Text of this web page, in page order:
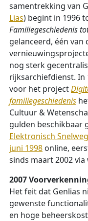
samentrekking van
Lias) begint in 1996
Familiegeschiedenis
gelanceerd, één van
nog sterk
rijksarchiefdienst. In
voor het project
familiegeschiedenis
Cultuur &
gulden beschikbaar
Elektronisch
juni 1998 online,
sinds maart 2002
2007
Het feit dat Genlias
gewenste
en hoge